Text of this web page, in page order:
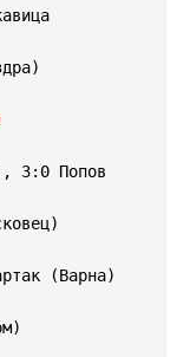
3:0 Попов
(Варна)